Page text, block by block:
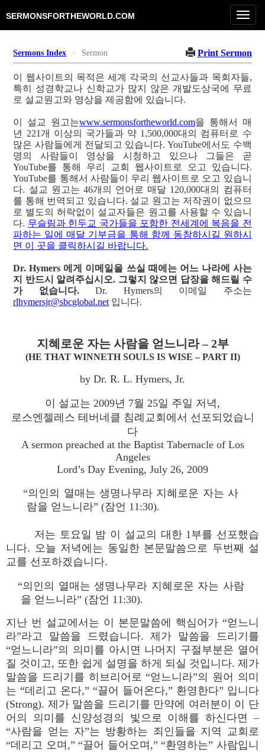
SERMONSFORTHEWORLD.COM
Sermons Index Sermon Print Sermon
이 웹사이트의 목적은 세계 각국의 선교사들과 목회자들,
특히 성경학교나 신학교가 많지 않은 개발도상국에 무료
로 설교원고와 영상을 제공함에 있습니다.
이 설교 원고는www.sermonsfortheworld.com을 통해서 매
년 221개 이상의 국가들과 약 1,500,000대의 컴퓨터로 수
많은 사람들에게 전달되고 있습니다. YouTube에서도 수백
명의 사람들이 영상을 시청하고 있으나 그들은 곧
YouTube를 통해 우리 교회 웹사이트로 오고 있습니다.
YouTube를 통해서 사람들이 우리 웹사이트로 오고 있습니
다. 설교 원고는 46개의 언어로 매달 120,000대의 컴퓨터
를 통해 번역되고 있습니다. 설교 원고는 저작권이 없으므
로 별도의 허락없이 설교자들은 원고를 사용할 수 있습니
다. 무슬림과 힌두교 국가들을 포함한 전세계에 복음을 전
파하는 일에 매달 기부금을 통해 함께 동참하시길 원하시
면 이 곳을 클릭하시길 바랍니다.
Dr. Hymers 에게 이메일을 쓰실 때에는 어느 나라에 사는
지 반드시 알려주십시오. 그렇지 않으면 답장을 해드릴 수
가 없습니다.Dr. Hymers의 이메일 주소는
rlhymersjr@sbcglobal.net 입니다.
지혜로운 자는 사람을 얻느니라 – 2부
(HE THAT WINNETH SOULS IS WISE – PART II)
by Dr. R. L. Hymers, Jr.
이 설교는 2009년 7월 25일 주일 저녁,
로스엔젤레스 테버네클 침례교회에서 선포되었습니
다
A sermon preached at the Baptist Tabernacle of Los
Angeles
Lord’s Day Evening, July 26, 2009
“의인의 열매는 생명나무라 지혜로운 자는 사
람을 얻느니라” (잠언 11:30).
저는 토요일 밤 이 설교의 대한 1부를 선포했습
니다. 오늘 저녁에는 동일한 본문말씀으로 두번째 설
교를 선포하겠습니다.
“의인의 열매는 생명나무라 지혜로운 자는 사람
을 얻느니라” (잠언 11:30).
지난 번 설교에서는 이 본문말씀에 핵심어가 “얻느니
라”라고 말씀을 드렸습니다. 제가 말씀을 드리기를
“얻느니라”의 의미를 아시면 나머지 구절부분은 열어
질 것이고, 또한 쉽게 설명을 하게 되실 것입니다. 제가
말씀을 드리기를 히브리어로 “얻느니라”의 원어 의미
는 “데리고 온다,” “끌어 들어온다,” 환영한다” 입니다
(Strong). 제가 말씀을 드리기를 만약에 여러분이 이 단
어의 의미를 신양성경의 빛으로 이해를 하신다면 –
“사람을 얻는 자”는 방황하는 죄인들을 지역 교회로
“데리고 오며,” “끌어 들어오며,” “환영하는” 사람입니